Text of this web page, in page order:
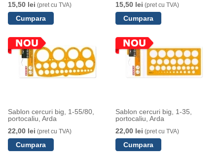
15,50 lei (pret cu TVA)
15,50 lei (pret cu TVA)
Sablon cercuri big, 1-55/80,
portocaliu, Arda
22,00 lei (pret cu TVA)
Sablon cercuri big, 1-35,
portocaliu, Arda
22,00 lei (pret cu TVA)